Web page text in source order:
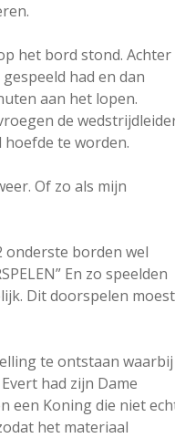
het bord stond. Achter
had en dan
aan het lopen.
de
te worden.
Of zo als mijn
onderste borden wel
En zo speelden
Dit doorspelen moest
te ontstaan waarbij
had zijn Dame
een Koning die niet
het materiaal